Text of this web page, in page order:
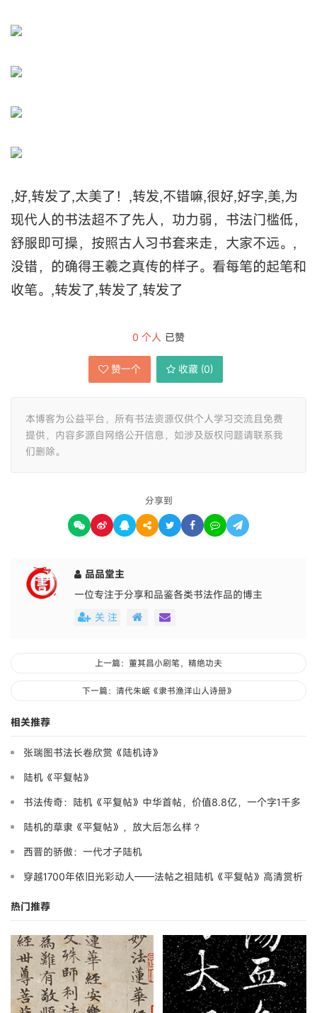
,好,转发了,太美了！,转发,不错嘛,很好,好字,美,为
现代人的书法超不了先人，功力弱，书法门槛低，
舒服即可操，按照古人习书套来走，大家不远。,
没错，的确得王羲之真传的样子。看每笔的起笔和
收笔。,转发了,转发了,转发了
0 个人 已赞
赞一个 收藏 (0)
本博客为公益平台，所有书法资源仅供个人学习交流且免费
提供，内容多源自网络公开信息，如涉及版权问题请联系我
们删除。
分享到
品品堂主
一位专注于分享和品鉴各类书法作品的博主
关 注
上一篇：董其昌小刷笔，精绝功夫
下一篇：清代朱岷《隶书渔洋山人诗册》
相关推荐
张瑞图书法长卷欣赏《陆机诗》
陆机《平复帖》
书法传奇：陆机《平复帖》中华首帖，价值8.8亿，一个字1千多
万元
陆机的草隶《平复帖》，放大后怎么样？
西晋的骄傲：一代才子陆机
穿越1700年依旧光彩动人——法帖之祖陆机《平复帖》高清赏析
热门推荐